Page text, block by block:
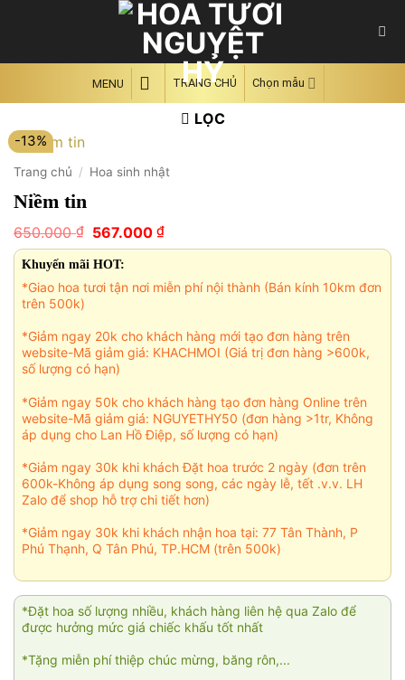
MENU TRANG CHỦ Chọn mẫu
LỌC
-13%
Trang chủ / Hoa sinh nhật
Niềm tin
650.000₫ Giá
gốc
là:
650.000 ₫.
567.000 ₫Giá
hiện
567.000 ₫.
Khuyến mãi HOT:
*Giao hoa tươi tận nơi miễn phí nội thành (Bán kính 10km đơn
trên 500k)
*Giảm ngay 20k cho khách hàng mới tạo đơn hàng trên
website-Mã giảm giá: KHACHMOI (Giá trị đơn hàng >600k,
số lượng có hạn)
*Giảm ngay 50k cho khách hàng tạo đơn hàng Online trên
website-Mã giảm giá: NGUYETHY50 (đơn hàng >1tr, Không
áp dụng cho Lan Hồ Điệp, số lượng có hạn)
*Giảm ngay 30k khi khách Đặt hoa trước 2 ngày (đơn trên
600k-Không áp dụng song song, các ngày lễ, tết .v.v. LH
Zalo để shop hỗ trợ chi tiết hơn)
*Giảm ngay 30k khi khách nhận hoa tại: 77 Tân Thành, P
Phú Thạnh, Q Tân Phú, TP.HCM (trên 500k)
*Đặt hoa số lượng nhiều, khách hàng liên hệ qua Zalo để
được hưởng mức giá chiếc khấu tốt nhất
*Tặng miễn phí thiệp chúc mừng, băng rôn,...